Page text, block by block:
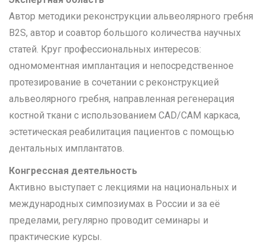
Автор методики реконструкции альвеолярного гребня
B2S, автор и соавтор большого количества научных
статей. Круг профессиональных интересов:
одномоментная имплантация и непосредственное
протезирование в сочетании с реконструкцией
альвеолярного гребня, направленная регенерация
костной ткани с использованием CAD/CAM каркаса,
эстетическая реабилитация пациентов с помощью
дентальных имплантатов.
Конгрессная деятельность
Активно выступает с лекциями на национальных и
международных симпозиумах в России и за её
пределами, регулярно проводит семинары и
практические курсы.